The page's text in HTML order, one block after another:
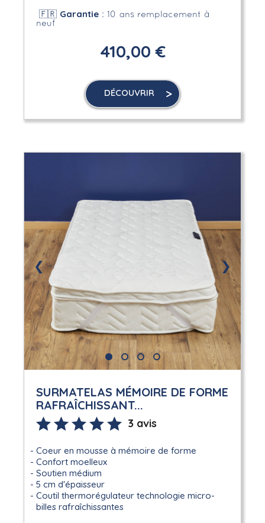
🇫🇷 Garantie: 10 ans remplacement à
neuf
410,00 €
DÉCOUVRIR
❮ ❯
SURMATELAS MÉMOIRE DE FORME
RAFRAÎCHISSANT...
3 avis
Coeur en mousse à mémoire de forme
Confort moelleux
Soutien médium
5 cm d'épaisseur
Coutil thermorégulateur technologie micro-
billes rafraîchissantes